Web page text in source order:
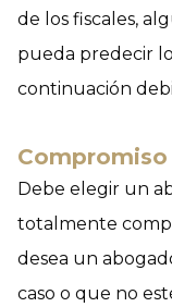
de los fiscales,
pueda predecir
continuación
Compromiso
Debe elegir un
totalmente
desea un
caso o que no